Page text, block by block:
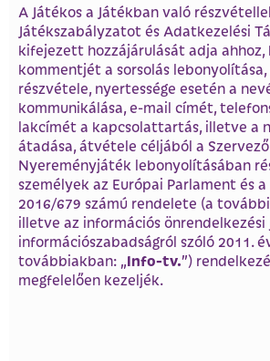
A Játékos a Játékban való
Játékszabályzatot és Adatkezelési
kifejezett hozzájárulását adja ahhoz,
kommentjét a sorsolás
részvétele, nyertessége esetén a
kommunikálása, e-mail címét,
lakcímét a kapcsolattartás, illetve a
átadása, átvétele céljából a Szervező
Nyereményjáték lebonyolításában
személyek az Európai Parlament és a
2016/679 számú rendelete (a
illetve az információs önrendelkezési
információszabadságról szóló 2011.
továbbiakban: „Info-tv.”)
megfelelően kezeljék.